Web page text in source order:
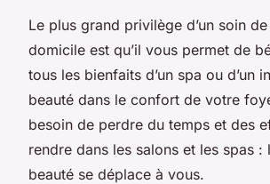
Le plus grand privilège d’un soin
domicile est qu’il vous permet de
tous les bienfaits d’un spa ou d’un
beauté dans le confort de votre
besoin de perdre du temps et des
rendre dans les salons et les spas :
beauté se déplace à vous.